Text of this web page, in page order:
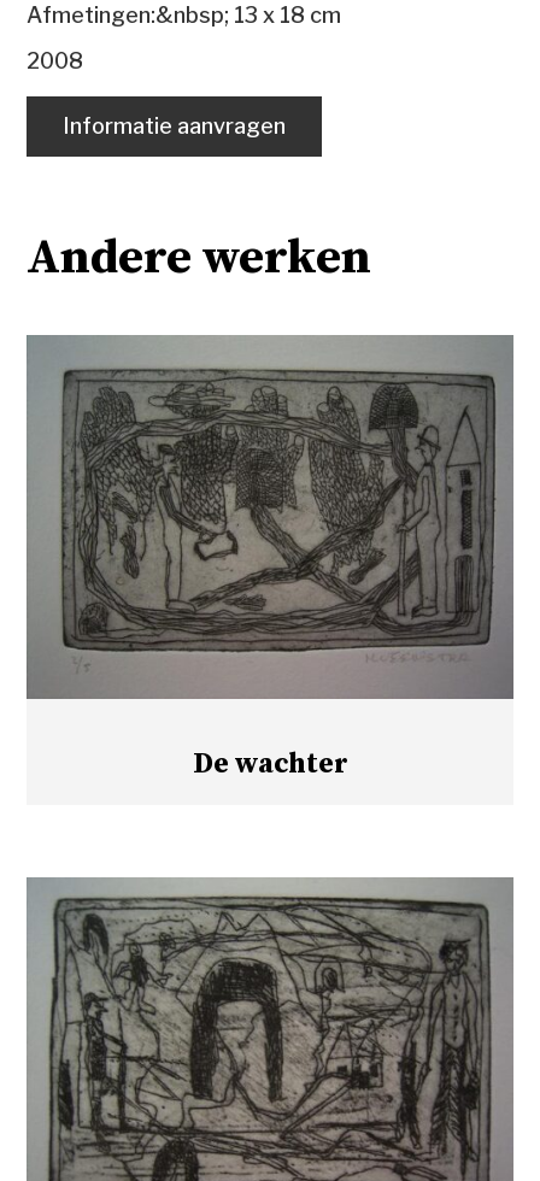
Afmetingen:&nbsp; 13 x 18 cm
2008
Informatie aanvragen
Andere werken
De wachter